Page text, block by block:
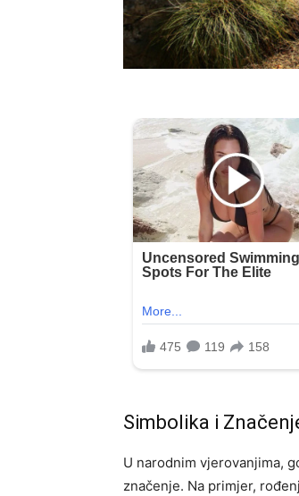
Simbolika i
U narodnim vjerovanjima,
značenje. Na primjer,